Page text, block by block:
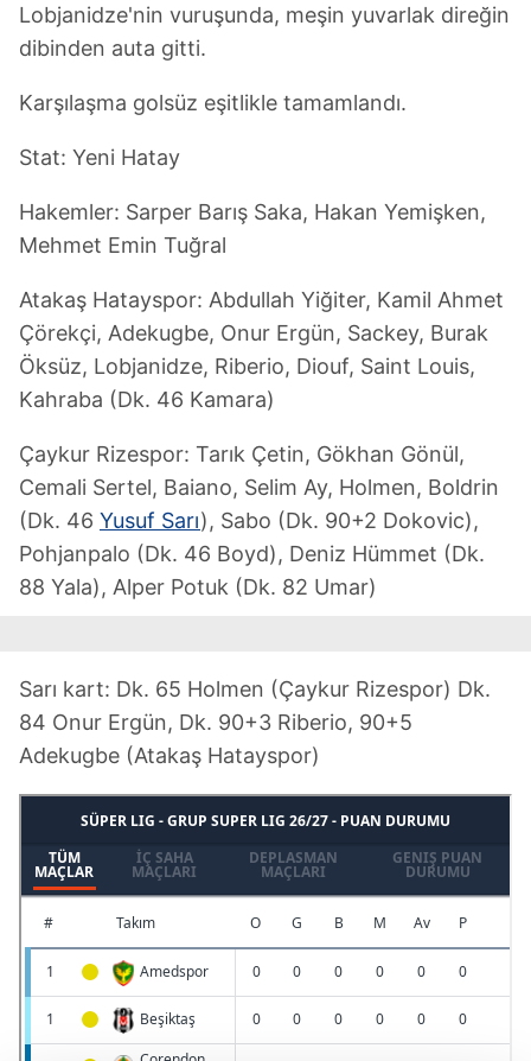
Lobjanidze'nin vuruşunda, meşin yuvarlak direğin
dibinden auta gitti.
Karşılaşma golsüz eşitlikle tamamlandı.
Stat: Yeni Hatay
Hakemler: Sarper Barış Saka, Hakan Yemişken,
Mehmet Emin Tuğral
Atakaş Hatayspor: Abdullah Yiğiter, Kamil Ahmet
Çörekçi, Adekugbe, Onur Ergün, Sackey, Burak
Öksüz, Lobjanidze, Riberio, Diouf, Saint Louis,
Kahraba (Dk. 46 Kamara)
Çaykur Rizespor: Tarık Çetin, Gökhan Gönül,
Cemali Sertel, Baiano, Selim Ay, Holmen, Boldrin
(Dk. 46 Yusuf Sarı), Sabo (Dk. 90+2 Dokovic),
Pohjanpalo (Dk. 46 Boyd), Deniz Hümmet (Dk.
88 Yala), Alper Potuk (Dk. 82 Umar)
Sarı kart: Dk. 65 Holmen (Çaykur Rizespor) Dk.
84 Onur Ergün, Dk. 90+3 Riberio, 90+5
Adekugbe (Atakaş Hatayspor)